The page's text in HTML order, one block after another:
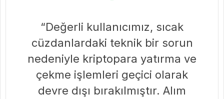
“Değerli kullanıcımız, sıcak
cüzdanlardaki teknik bir sorun
nedeniyle kriptopara yatırma ve
çekme işlemleri geçici olarak
devre dışı bırakılmıştır. Alım